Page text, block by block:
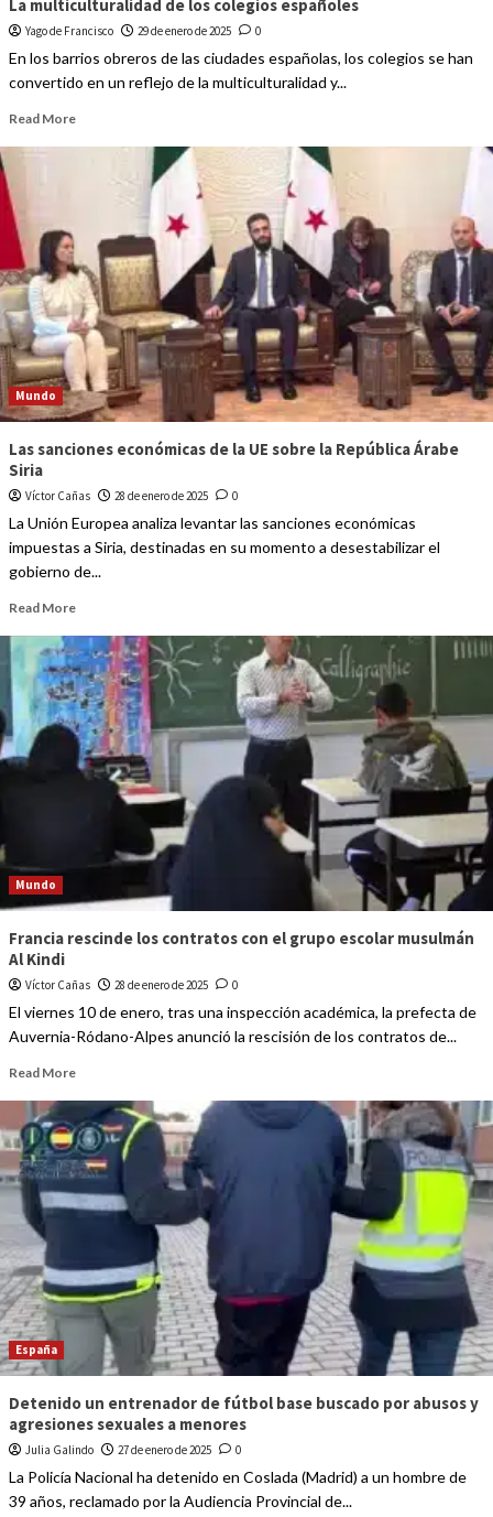
La multiculturalidad de los colegios españoles
Yago de Francisco 29 de enero de 2025 0
En los barrios obreros de las ciudades españolas, los colegios se han
convertido en un reflejo de la multiculturalidad y...
Read More
Mundo
Las sanciones económicas de la UE sobre la República Árabe
Siria
Víctor Cañas 28 de enero de 2025 0
La Unión Europea analiza levantar las sanciones económicas
impuestas a Siria, destinadas en su momento a desestabilizar el
gobierno de...
Read More
Mundo
Francia rescinde los contratos con el grupo escolar musulmán
Al Kindi
Víctor Cañas 28 de enero de 2025 0
El viernes 10 de enero, tras una inspección académica, la prefecta de
Auvernia-Ródano-Alpes anunció la rescisión de los contratos de...
Read More
España
Detenido un entrenador de fútbol base buscado por abusos y
agresiones sexuales a menores
Julia Galindo 27 de enero de 2025 0
La Policía Nacional ha detenido en Coslada (Madrid) a un hombre de
39 años, reclamado por la Audiencia Provincial de...